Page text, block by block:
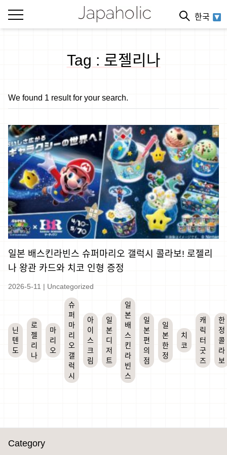
한국
Tag : 로젤리나
We found 1 result for your search.
일본 배스킨라빈스 슈퍼마리오 갤럭시 콜라보! 로젤리
나 왕관 카드와 치코 인형 증정
2026-5-11 | Uncategorized
닌
텐
도
로
젤
리
나
마
리
오
슈
퍼
마
리
오
갤
럭
시
아
이
스
크
림
일
본
디
저
트
일
본
배
스
킨
라
빈
스
일
본
편
의
점
일
본
한
정
치
코
캐
릭
터
굿
즈
한
정
콜
라
보
Category